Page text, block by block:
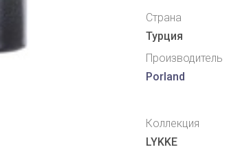
Страна
Турция
Производитель
Porland
Коллекция
LYKKE